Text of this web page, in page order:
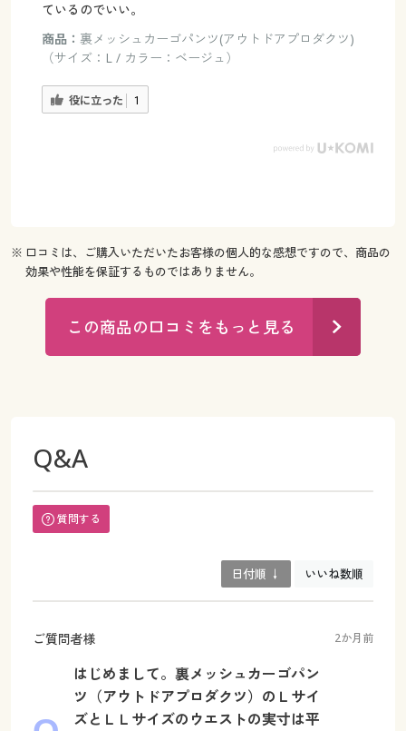
ているのでいい。
商品： 裏メッシュカーゴパンツ(アウトドアプロダクツ)
（サイズ：L / カラー：ベージュ）
役に立った 1
※ 口コミは、ご購入いただいたお客様の個人的な感想ですので、商品の
効果や性能を保証するものではありません。
この商品の口コミをもっと見る
Q&A
質問する
日付順 ↓ いいね数順
ご質問者様 2か月前
はじめまして。裏メッシュカーゴパン
ツ（アウトドアプロダクツ）のＬサイ
ズとＬＬサイズのウエストの実寸は平